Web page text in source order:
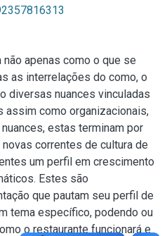
apenas como o que se
as interrelações do como, o
diversas nuances vinculadas
como organizacionais,
estas terminam por
correntes de cultura de
um perfil em crescimento
Estes são
que pautam seu perfil de
tema específico, podendo ou
o restaurante funcionará e